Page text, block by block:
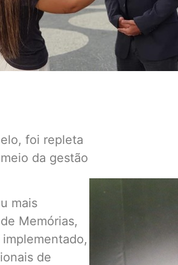
foi repleta
da gestão
mais
Memórias,
de